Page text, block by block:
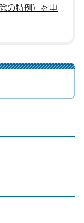
の特例）を申